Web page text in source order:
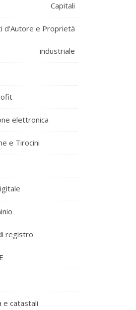
Capitali
d'Autore e Proprietà
industriale
elettronica
e Tirocini
registro
e catastali